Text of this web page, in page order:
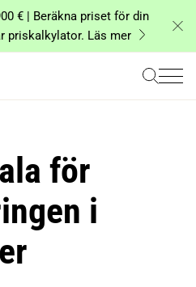
€ | Beräkna priset för din
priskalkylator. Läs mer
för
i